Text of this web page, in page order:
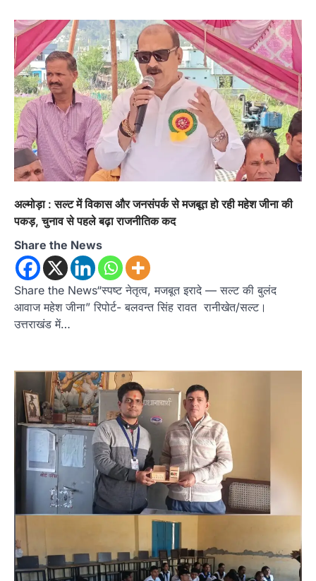
अल्मोड़ा : सल्ट में विकास और जनसंपर्क से मजबूत हो रही महेश जीना की
पकड़, चुनाव से पहले बढ़ा राजनीतिक कद
Share the News
Share the News“स्पष्ट नेतृत्व, मजबूत इरादे — सल्ट की बुलंद
आवाज महेश जीना” रिपोर्ट- बलवन्त सिंह रावत रानीखेत/सल्ट।
उत्तराखंड में…